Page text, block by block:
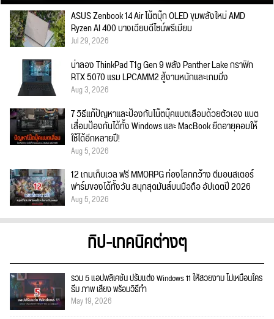
ASUS Zenbook 14 Air โน้ตบุ๊ก OLED ขุมพลังใหม่ AMD
Ryzen AI 400 บางเฉียบดีไซน์พรีเมียม
Jul 29, 2026
น่าลอง ThinkPad T1g Gen 9 พลัง Panther Lake กราฟิก
RTX 5070 แรม LPCAMM2 สู้งานหนักและเกมมิ่ง
Aug 3, 2026
7 วิธีแก้ปัญหาและป้องกันโน๊ตบุ๊คแบตเสื่อมด้วยตัวเอง แบต
เสื่อมป้องกันได้ทั้ง Windows และ MacBook ยืดอายุคอมให้
ใช้ได้อีกหลายปี!
Aug 5, 2026
12 เกมเก็บเวล ฟรี MMORPG ท่องโลกกว้าง ตีมอนสเตอร์
ฟาร์มของได้ทั้งวัน สนุกสุดมันส์บนมือถือ อัปเดตปี 2026
Aug 5, 2026
ทิป-เทคนิคต่างๆ
รวม 5 แอปพลิเคชัน ปรับแต่ง Windows 11 ให้สวยงาม ไม่เหมือนใคร
ธีม ภาพ เสียง พร้อมวิธีทำ
May 19, 2026